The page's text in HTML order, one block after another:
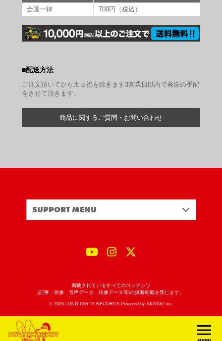
全国一律
700円（税込）
配送方法
ご注文頂いてから土日祝を除きます3営業日以内で発送の手配
をさせて頂きます。
商品に関するご質問・お問い合わせ
SUPPORT MENU
掲載されているすべてのコンテンツ
(記事、画像、音声データ、映像データ等)の無断転載を禁じます。
© 2026 LONG PARTY RECORDS Powered by SKIYAKI Inc.